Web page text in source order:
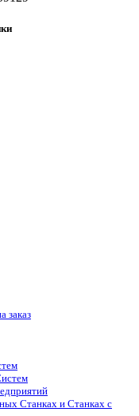
заказ
Станках и Станках с